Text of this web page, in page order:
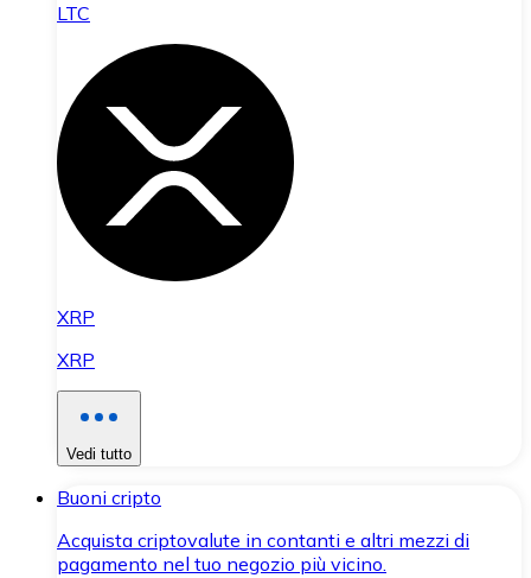
LTC
XRP
XRP
Vedi tutto
Buoni cripto
Acquista criptovalute in contanti e altri mezzi di
pagamento nel tuo negozio più vicino.